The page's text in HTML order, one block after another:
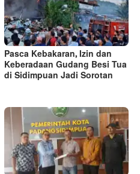
Pasca Kebakaran, Izin dan
Keberadaan Gudang Besi Tua
di Sidimpuan Jadi Sorotan